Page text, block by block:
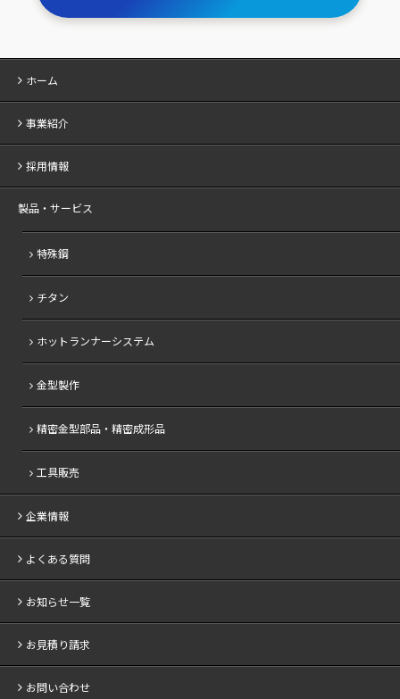
ホーム
事業紹介
採用情報
製品・サービス
特殊鋼
チタン
ホットランナーシステム
金型製作
精密金型部品・精密成形品
工具販売
企業情報
よくある質問
お知らせ一覧
お見積り請求
お問い合わせ